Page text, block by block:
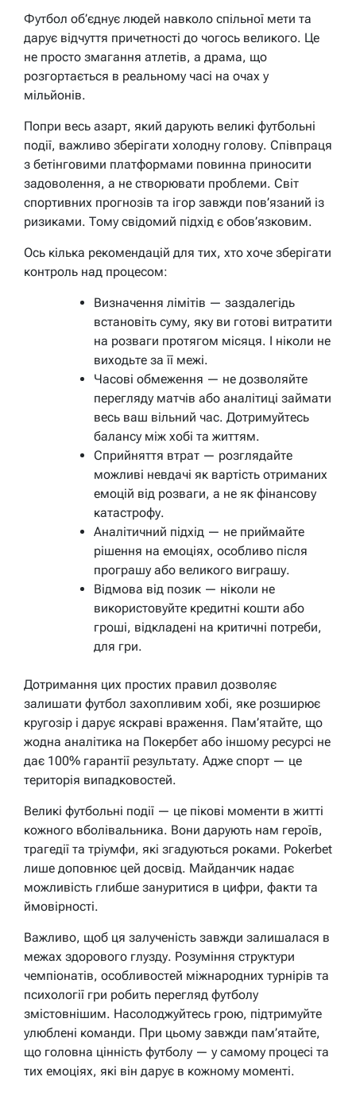
Футбол об’єднує людей навколо спільної мети та
дарує відчуття причетності до чогось великого. Це
не просто змагання атлетів, а драма, що
розгортається в реальному часі на очах у
мільйонів.
Попри весь азарт, який дарують великі футбольні
події, важливо зберігати холодну голову. Співпраця
з бетінговими платформами повинна приносити
задоволення, а не створювати проблеми. Світ
спортивних прогнозів та ігор завжди пов’язаний із
ризиками. Тому свідомий підхід є обов’язковим.
Ось кілька рекомендацій для тих, хто хоче зберігати
контроль над процесом:
Визначення лімітів — заздалегідь
встановіть суму, яку ви готові витратити
на розваги протягом місяця. І ніколи не
виходьте за її межі.
Часові обмеження — не дозволяйте
перегляду матчів або аналітиці займати
весь ваш вільний час. Дотримуйтесь
балансу між хобі та життям.
Сприйняття втрат — розглядайте
можливі невдачі як вартість отриманих
емоцій від розваги, а не як фінансову
катастрофу.
Аналітичний підхід — не приймайте
рішення на емоціях, особливо після
програшу або великого виграшу.
Відмова від позик — ніколи не
використовуйте кредитні кошти або
гроші, відкладені на критичні потреби,
для гри.
Дотримання цих простих правил дозволяє
залишати футбол захопливим хобі, яке розширює
кругозір і дарує яскраві враження. Пам’ятайте, що
жодна аналітика на Покербет або іншому ресурсі не
дає 100% гарантії результату. Адже спорт — це
територія випадковостей.
Великі футбольні події — це пікові моменти в житті
кожного вболівальника. Вони дарують нам героїв,
трагедії та тріумфи, які згадуються роками. Pokerbet
лише доповнює цей досвід. Майданчик надає
можливість глибше зануритися в цифри, факти та
ймовірності.
Важливо, щоб ця залученість завжди залишалася в
межах здорового глузду. Розуміння структури
чемпіонатів, особливостей міжнародних турнірів та
психології гри робить перегляд футболу
змістовнішим. Насолоджуйтесь грою, підтримуйте
улюблені команди. При цьому завжди пам’ятайте,
що головна цінність футболу — у самому процесі та
тих емоціях, які він дарує в кожному моменті.